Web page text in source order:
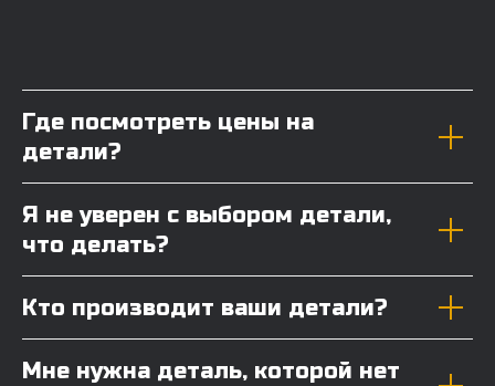
Где посмотреть цены на
детали?
Я не уверен с выбором детали,
что делать?
Кто производит ваши детали?
Мне нужна деталь, которой нет